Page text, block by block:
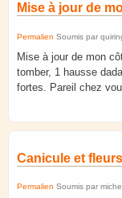
Mise à jour de
Permalien Soumis par
Mise à jour de mon
tomber, 1 hausse
fortes. Pareil chez
Canicule et
Permalien Soumis par